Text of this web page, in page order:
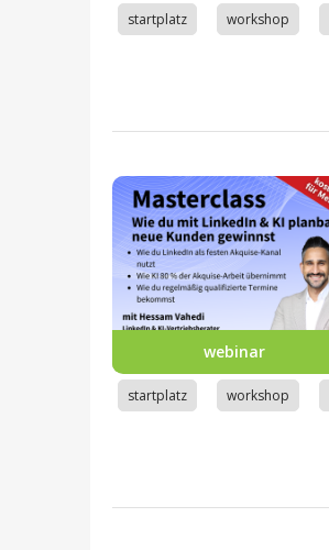
startplatz workshop
webinar
startplatz workshop